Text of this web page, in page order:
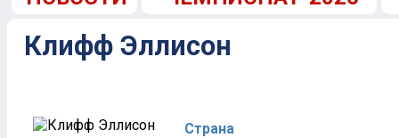
Клифф Эллисон
Страна